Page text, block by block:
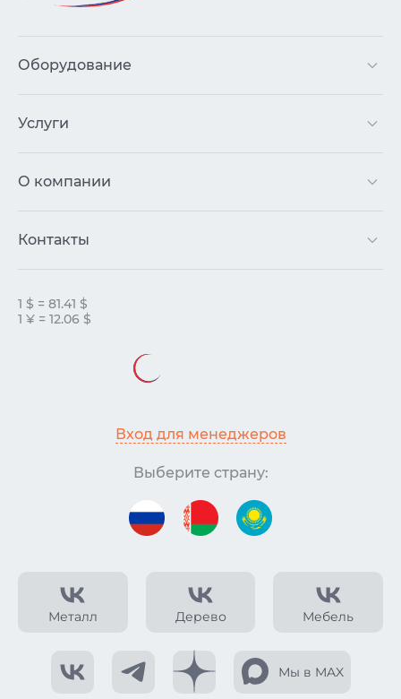
Металл Дерево Мебель
Мы в MAX
Оборудование
Услуги
О компании
Контакты
1 $ = 81.41 $
1 ¥ = 12.06 $
Вход для менеджеров
Выберите страну: